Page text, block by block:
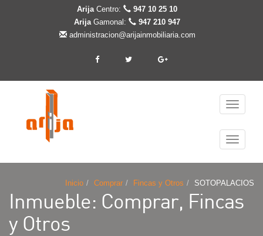
ArijaCentro:
947 10 25 10
ArijaGamonal:
947 210 947
administracion@arijainmobiliaria.com
Cambiar
Cambiar
Inicio Comprar Fincas y Otros SOTOPALACIOS
Inmueble: Comprar, Fincas
y Otros